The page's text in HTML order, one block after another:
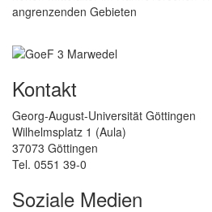
angrenzenden Gebieten
Kontakt
Georg-August-Universität Göttingen
Wilhelmsplatz 1 (Aula)
37073 Göttingen
Tel. 0551 39-0
Soziale Medien